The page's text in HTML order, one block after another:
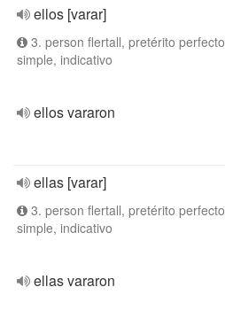
ellos [varar]
3. person flertall, pretérito perfecto
simple, indicativo
ellos vararon
ellas [varar]
3. person flertall, pretérito perfecto
simple, indicativo
ellas vararon